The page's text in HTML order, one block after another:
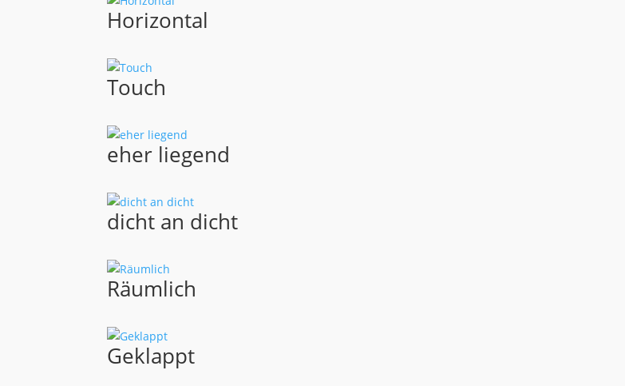
Horizontal
Touch
eher liegend
dicht an dicht
Räumlich
Geklappt